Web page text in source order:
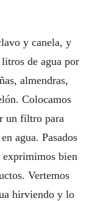
y canela, y
de agua por
almendras,
Colocamos
un filtro para
agua. Pasados
exprimimos bien
Vertemos
hirviendo y lo